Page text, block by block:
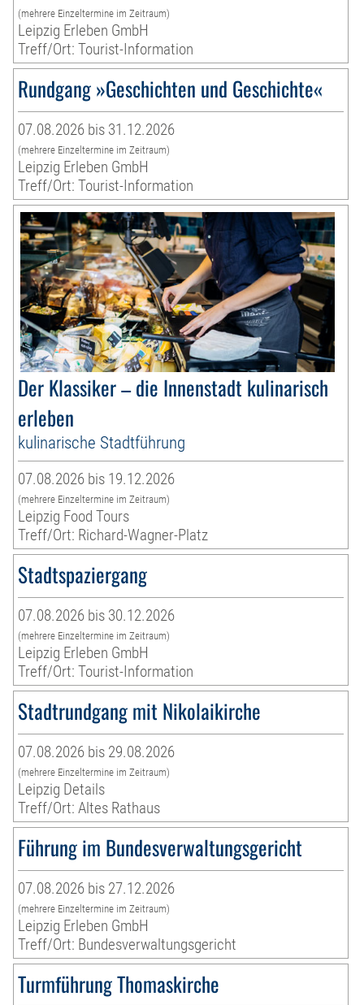
(mehrere Einzeltermine im Zeitraum)
Leipzig Erleben GmbH
Treff/Ort: Tourist-Information
Rundgang »Geschichten und Geschichte«
07.08.2026 bis 31.12.2026
(mehrere Einzeltermine im Zeitraum)
Leipzig Erleben GmbH
Treff/Ort: Tourist-Information
Der Klassiker – die Innenstadt kulinarisch
erleben
kulinarische Stadtführung
07.08.2026 bis 19.12.2026
(mehrere Einzeltermine im Zeitraum)
Leipzig Food Tours
Treff/Ort: Richard-Wagner-Platz
Stadtspaziergang
07.08.2026 bis 30.12.2026
(mehrere Einzeltermine im Zeitraum)
Leipzig Erleben GmbH
Treff/Ort: Tourist-Information
Stadtrundgang mit Nikolaikirche
07.08.2026 bis 29.08.2026
(mehrere Einzeltermine im Zeitraum)
Leipzig Details
Treff/Ort: Altes Rathaus
Führung im Bundesverwaltungsgericht
07.08.2026 bis 27.12.2026
(mehrere Einzeltermine im Zeitraum)
Leipzig Erleben GmbH
Treff/Ort: Bundesverwaltungsgericht
Turmführung Thomaskirche